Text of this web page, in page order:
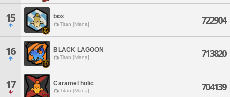
15 box
Titan [Mana] 722904
16 BLACK LAGOON
Titan [Mana] 713820
17 Caramel holic
Titan [Mana] 704139